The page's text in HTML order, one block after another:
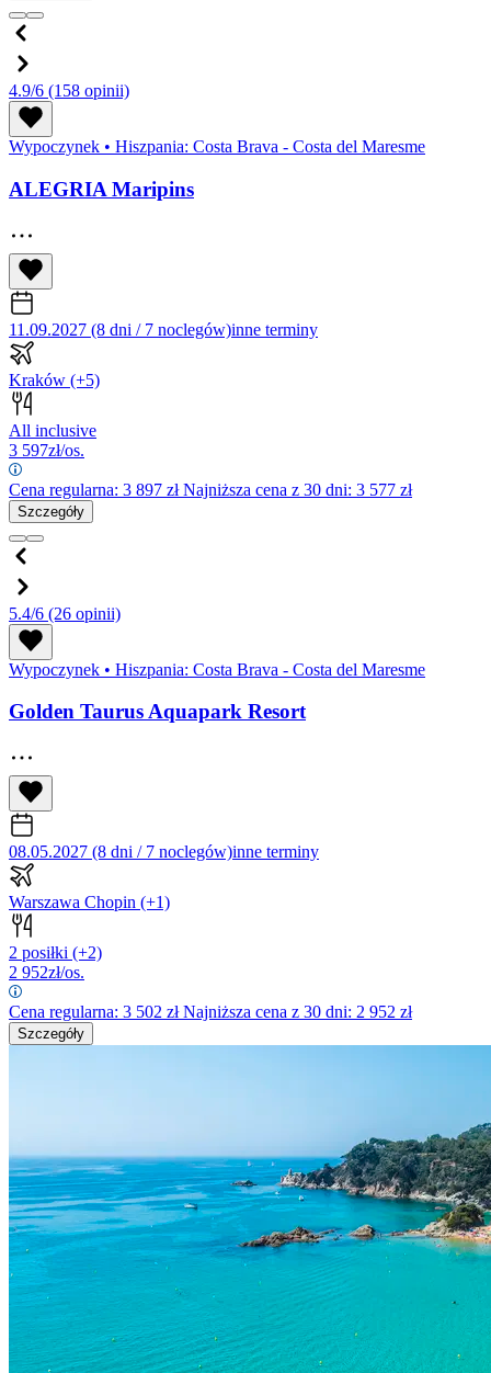
4.9/6 (158 opinii)
Wypoczynek • Hiszpania: Costa Brava - Costa del Maresme
ALEGRIA Maripins
11.09.2027 (8 dni / 7 noclegów)inne terminy
Kraków (+5)
All inclusive
3 597zł/os.
Cena regularna: 3 897 złNajniższa cena z 30 dni: 3 577 zł
Szczegóły
5.4/6 (26 opinii)
Wypoczynek • Hiszpania: Costa Brava - Costa del Maresme
Golden Taurus Aquapark Resort
08.05.2027 (8 dni / 7 noclegów)inne terminy
Warszawa Chopin (+1)
2 posiłki (+2)
2 952zł/os.
Cena regularna: 3 502 złNajniższa cena z 30 dni: 2 952 zł
Szczegóły